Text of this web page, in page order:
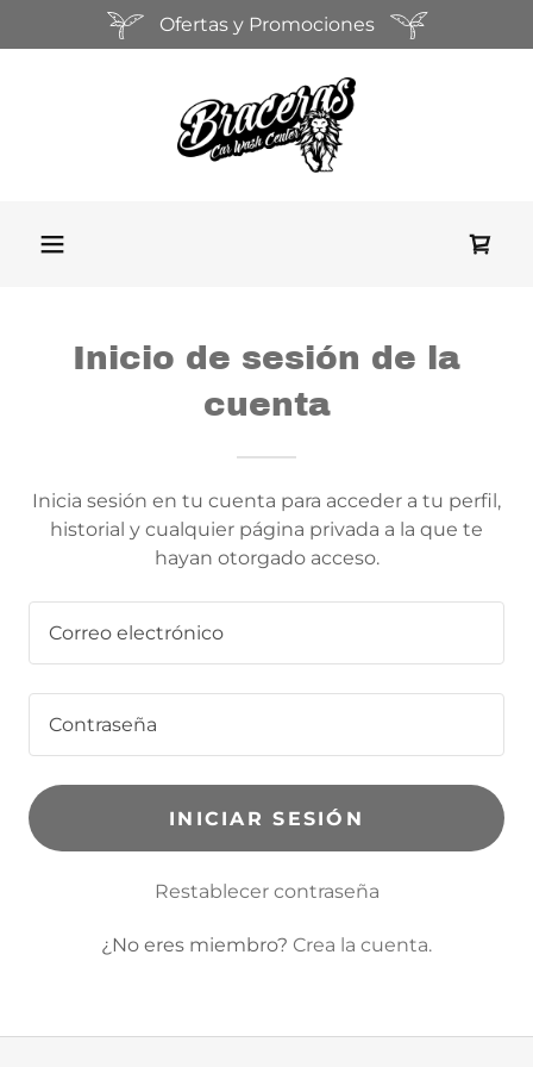
Ofertas y Promociones
Inicio de sesión de la
cuenta
Inicia sesión en tu cuenta para acceder a tu perfil,
historial y cualquier página privada a la que te
hayan otorgado acceso.
INICIAR SESIÓN
Restablecer contraseña
¿No eres miembro? Crea la cuenta.